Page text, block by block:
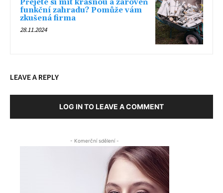
Přejete si mít krásnou a zároveň
funkční zahradu? Pomůže vám
zkušená firma
28.11.2024
LEAVE A REPLY
LOG IN TO LEAVE A COMMENT
- Komerční sdělení -